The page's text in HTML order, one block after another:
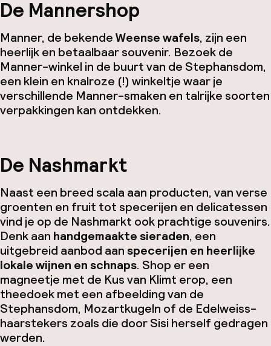
De Mannershop
Manner, de bekendeWeense wafels, zijn een
heerlijk en betaalbaar souvenir. Bezoek de
Manner-winkel in de buurt van de Stephansdom,
een klein en knalroze (!) winkeltje waar je
verschillende Manner-smaken en talrijke soorten
verpakkingen kan ontdekken.
De Nashmarkt
Naast een breed scala aan producten, van verse
groenten en fruit tot specerijen en delicatessen
vind je op de Nashmarkt ook prachtige souvenirs.
Denk aan handgemaakte sieraden, een
uitgebreid aanbod aanspecerijen en heerlijke
lokale wijnen en schnaps. Shop er een
magneetje met de Kus van Klimt erop, een
theedoek met een afbeelding van de
Stephansdom, Mozartkugeln of de Edelweiss-
haarstekers zoals die door Sisi herself gedragen
werden.